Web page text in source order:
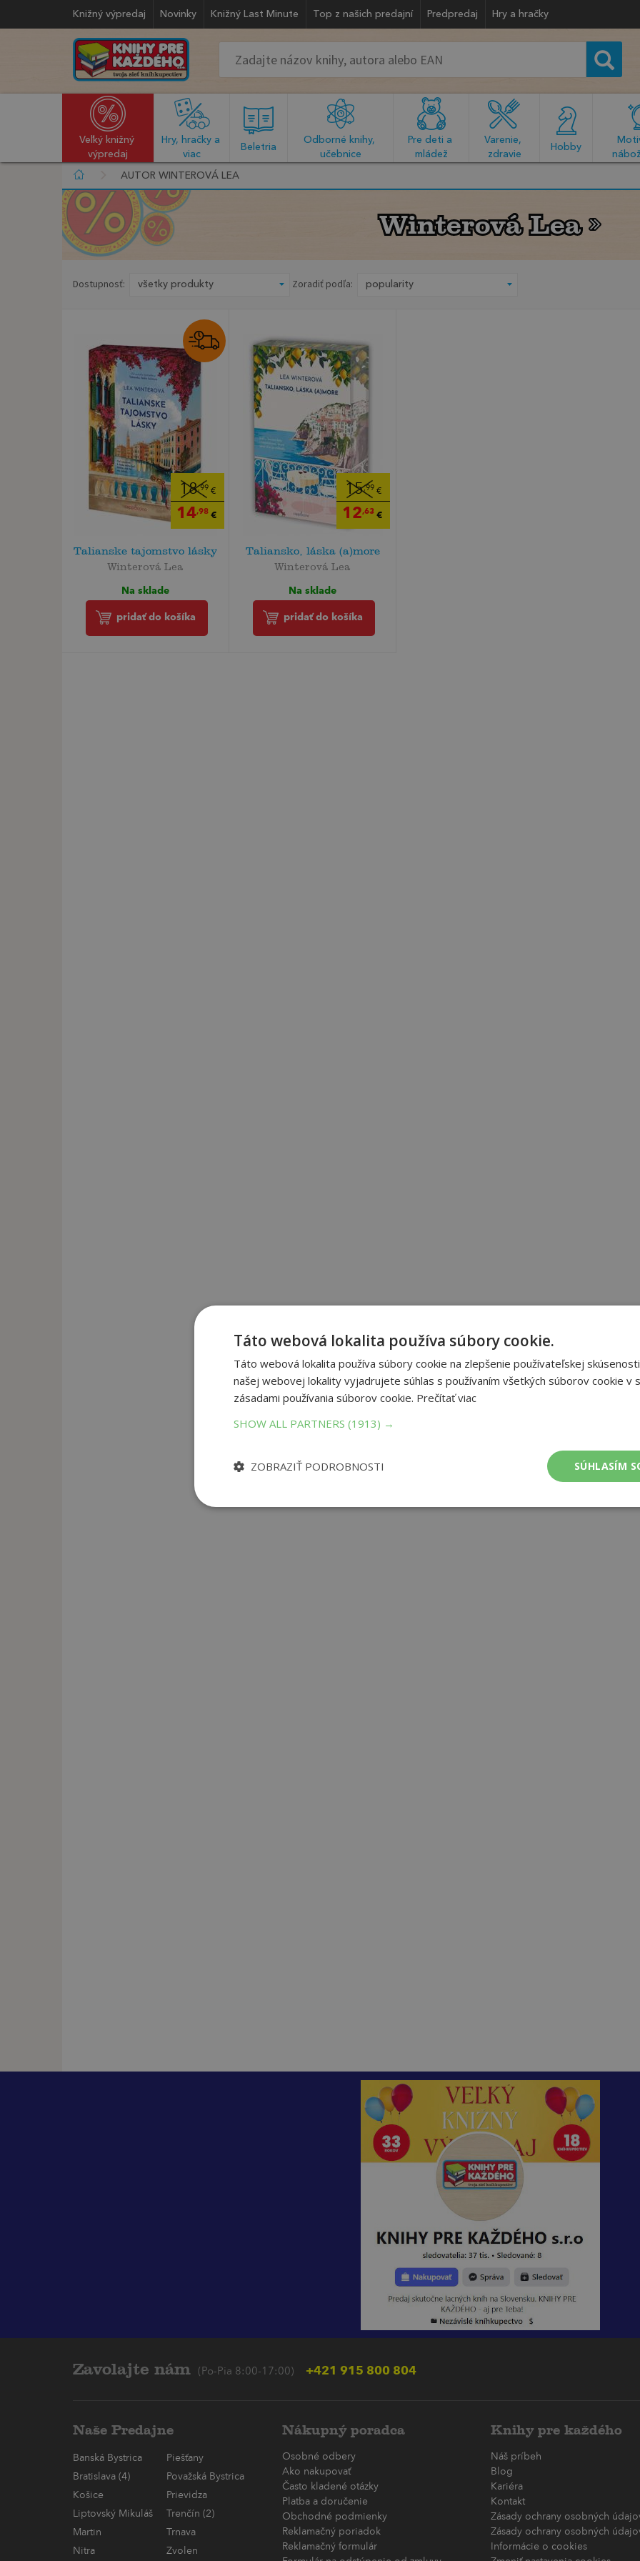
Knižný výpredaj Novinky Knižný Last Minute Top z našich predajní Predpredaj Hry a hračky
Veľký knižný
výpredaj
Hry, hračky a
viac
Beletria
Odborné knihy,
učebnice
Pre deti a
mládež
Varenie,
zdravie
Hobby
AUTOR WINTEROVÁ LEA
Winterová Lea
Winterová Lea
Dostupnosť: Zoradiť podľa:
18,99 €
14,98 €
Talianske tajomstvo lásky
Winterová Lea
Na sklade
pridať do košíka
15,99 €
12,63 €
Taliansko, láska (a)more
Winterová Lea
Na sklade
pridať do košíka
Zavolajte nám (Po-Pia 8:00-17:00) +421 915 800 804
Naše Predajne
Banská Bystrica
Piešťany
Bratislava (4)
Považská Bystrica
Košice
Prievidza
Liptovský Mikuláš
Trenčín (2)
Martin
Trnava
Nitra
Zvolen
Nákupný poradca
Osobné odbery
Ako nakupovať
Často kladené otázky
Platba a doručenie
Obchodné podmienky
Reklamačný poriadok
Reklamačný formulár
Knihy pre každého
Náš príbeh
Blog
Kariéra
Kontakt
Zásady ochrany osobných
Zásady ochrany osobných
Informácie o cookies
Táto webová lokalita používa súbory cookie.
Táto webová lokalita používa súbory cookie na zlepšenie používateľskej
našej webovej lokality vyjadrujete súhlas s používaním všetkých súborov cookie v
zásadami používania súborov cookie. Prečítať viac
SHOW ALL PARTNERS (1913) →
SÚHLASÍM
ZOBRAZIŤ PODROBNOSTI